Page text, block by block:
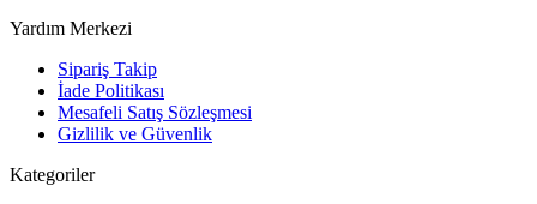
Yardım Merkezi
Sipariş Takip
İade Politikası
Mesafeli Satış Sözleşmesi
Gizlilik ve Güvenlik
Kategoriler